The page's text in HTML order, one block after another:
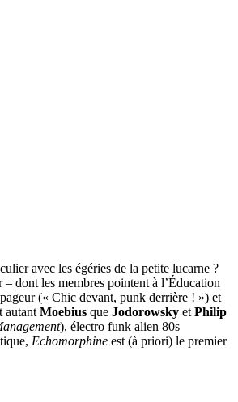
avec les égéries de la petite lucarne ?
– dont les membres pointent à l’Éducation
(« Chic devant, punk derrière ! ») et
autant Moebius que Jodorowsky et Philip
), électro funk alien 80s
Echomorphine est (à priori) le premier